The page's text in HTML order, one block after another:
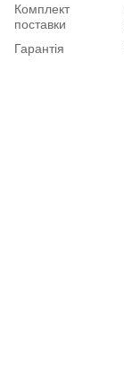
Комплект
поставки
Гарантія